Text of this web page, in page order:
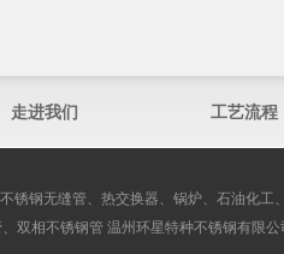
走进我们 工艺流程
锈钢无缝管、热交换器、锅炉、石油化
双相不锈钢管 温州环星特种不锈钢有限